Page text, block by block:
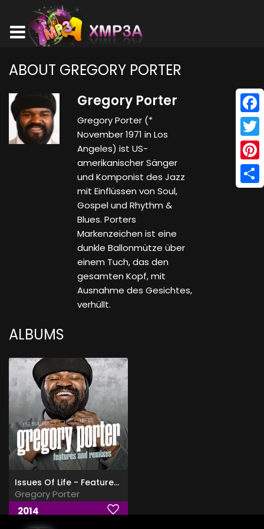
ABOUT GREGORY PORTER
Gregory Porter
Gregory Porter (*
November 1971 in Los
Angeles) ist US-
amerikanischer Sänger
und Komponist des Jazz
mit Einflüssen von Soul,
Gospel und Rhythm &
Blues. Porters
Markenzeichen ist eine
dunkle Ballonmütze über
einem Tuch, das den
gesamten Kopf, mit
Ausnahme des Gesichtes,
verhüllt.
ALBUMS
Issues Of Life - Features and Remixes
Gregory Porter
2014